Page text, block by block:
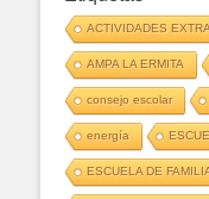
ACTIVIDADES
AMPA LA ERMITA
consejo escolar
energía
ESCUELA DE